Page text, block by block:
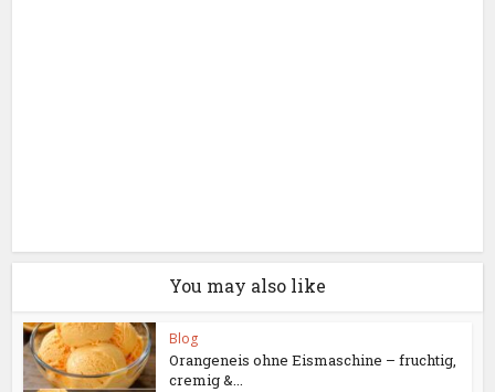
You may also like
Blog
Orangeneis ohne Eismaschine – fruchtig,
cremig &...